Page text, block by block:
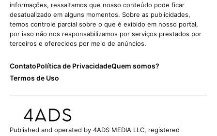
informações, ressaltamos que nosso conteúdo pode ficar
desatualizado em alguns momentos. Sobre as publicidades,
temos controle parcial sobre o que é exibido em nosso portal,
por isso não nos responsabilizamos por serviços prestados por
terceiros e oferecidos por meio de anúncios.
ContatoPolítica de PrivacidadeQuem somos?
Termos de Uso
Published and operated by 4ADS MEDIA LLC, registered